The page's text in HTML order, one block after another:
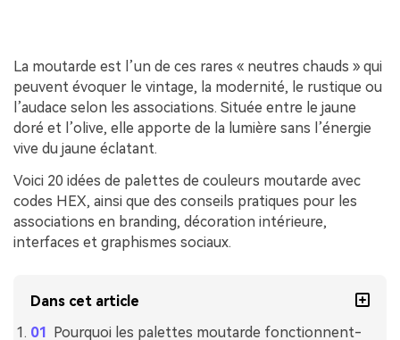
La moutarde est l’un de ces rares « neutres chauds » qui
peuvent évoquer le vintage, la modernité, le rustique ou
l’audace selon les associations. Située entre le jaune
doré et l’olive, elle apporte de la lumière sans l’énergie
vive du jaune éclatant.
Voici 20 idées de palettes de couleurs moutarde avec
codes HEX, ainsi que des conseils pratiques pour les
associations en branding, décoration intérieure,
interfaces et graphismes sociaux.
Dans cet article
Pourquoi les palettes moutarde fonctionnent-